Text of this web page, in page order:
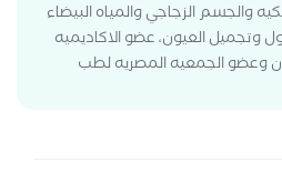
والجسم الزجاجي والمياه البيضاء
وتجميل العيون، عضو الاكاديميه
وعضو الجمعيه المصريه لطب